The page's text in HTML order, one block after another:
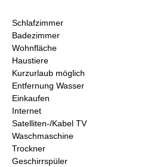
Schlafzimmer
Badezimmer
Wohnfläche
Haustiere
Kurzurlaub möglich
Entfernung Wasser
Einkaufen
Internet
Satelliten-/Kabel TV
Waschmaschine
Trockner
Geschirrspüler